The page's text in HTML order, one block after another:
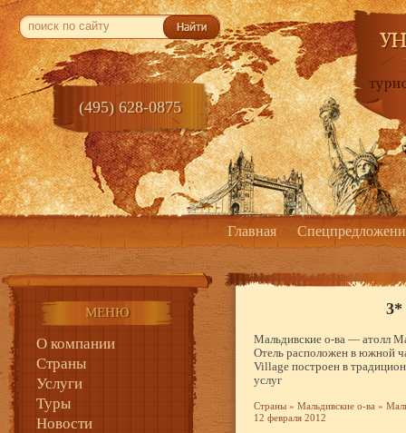
(495) 628-0875
Главная
МЕНЮ
О компании
Страны
Услуги
Туры
Новости
3*
Мальдивские о-ва — атолл
Отель расположен в южной
Village построен в
услуг
Страны » Мальдивские о-ва »
12 февраля 2012